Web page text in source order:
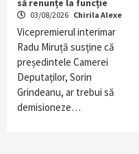
să renunțe la funcție
03/08/2026 Chirila Alexe
Vicepremierul interimar
Radu Miruță susține că
președintele Camerei
Deputaților, Sorin
Grindeanu, ar trebui să
demisioneze…